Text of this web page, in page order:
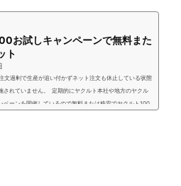
お試しキャンペーンで無料また
ト
文過剰で生産が追い付かずネット注文も休止している状態
されていません。 定期的にヤクルト本社や地方のヤクル
ペーンを開催しているので無料または格安でヤクルト100